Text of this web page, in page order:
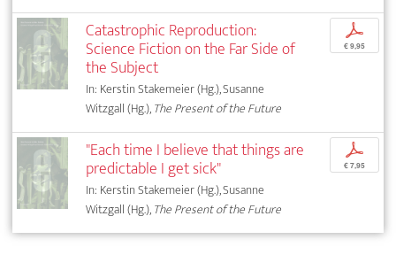
Catastrophic Reproduction:
Science Fiction on the Far Side of
the Subject
In: Kerstin Stakemeier (Hg.), Susanne
Witzgall (Hg.),The Present of the Future
p
€ 9,95
"Each time I believe that things are
predictable I get sick"
In: Kerstin Stakemeier (Hg.), Susanne
Witzgall (Hg.),The Present of the Future
p
€ 7,95